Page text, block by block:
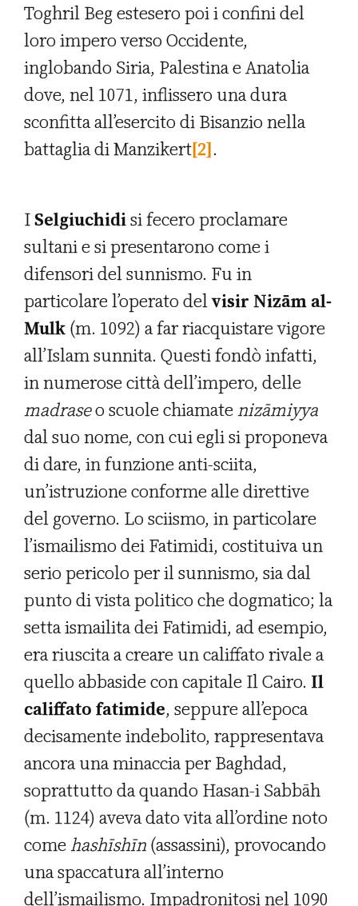
Toghril Beg estesero poi i confini del
loro impero verso Occidente,
inglobando Siria, Palestina e Anatolia
dove, nel 1071, inflissero una dura
sconfitta all’esercito di Bisanzio nella
battaglia di Manzikert[2].
ISelgiuchidisi fecero proclamare
sultani e si presentarono come i
difensori del sunnismo. Fu in
particolare l’operato delvisir Nizām al-
Mulk (m. 1092) a far riacquistare vigore
all’Islam sunnita. Questi fondò infatti,
in numerose città dell’impero, delle
madraseo scuole chiamatenizāmiyya
dal suo nome, con cui egli si proponeva
di dare, in funzione anti-sciita,
un’istruzione conforme alle direttive
del governo. Lo sciismo, in particolare
l’ismailismo dei Fatimidi, costituiva un
serio pericolo per il sunnismo, sia dal
punto di vista politico che dogmatico; la
setta ismailita dei Fatimidi, ad esempio,
era riuscita a creare un califfato rivale a
quello abbaside con capitale Il Cairo. Il
califfato fatimide, seppure all’epoca
decisamente indebolito, rappresentava
ancora una minaccia per Baghdad,
soprattutto da quando Hasan-i Sabbāh
(m. 1124) aveva dato vita all’ordine noto
comehashīshīn (assassini), provocando
una spaccatura all’interno
dell’ismailismo. Impadronitosi nel 1090